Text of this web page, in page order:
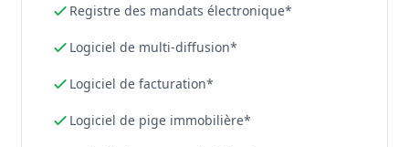
Registre des mandats électronique*
Logiciel de multi-diffusion*
Logiciel de facturation*
Logiciel de pige immobilière*